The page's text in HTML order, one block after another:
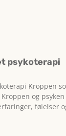
psykoterapi
Kroppen
og
følelser